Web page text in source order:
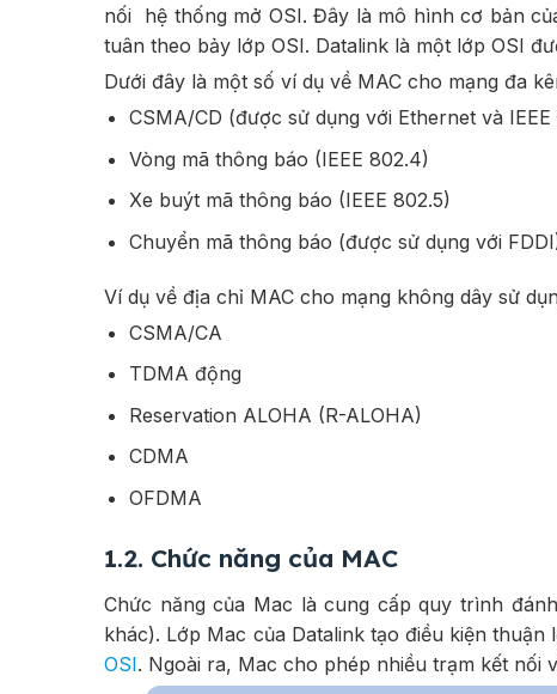
nối hệ thống mở OSI. Đây là mô hình cơ bản
tuân theo bảy lớp OSI. Datalink là một lớp OSI
Dưới đây là một số ví dụ về MAC cho mạng đa
CSMA/CD (được sử dụng với Ethernet và IEEE
Vòng mã thông báo (IEEE 802.4)
Xe buýt mã thông báo (IEEE 802.5)
Chuyển mã thông báo (được sử dụng với
Ví dụ về địa chỉ MAC cho mạng không dây sử
CSMA/CA
TDMA động
Reservation ALOHA (R-ALOHA)
CDMA
OFDMA
1.2. Chức năng của MAC
Chức năng của Mac là cung cấp quy trình
khác). Lớp Mac của Datalink tạo điều kiện
OSI. Ngoài ra, Mac cho phép nhiều trạm kết nối